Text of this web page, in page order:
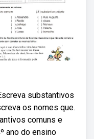
substantivos
os nomes que.
comuns e
ano do ensino